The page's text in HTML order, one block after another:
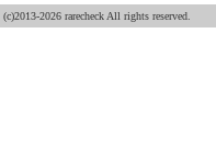
(c)2013-2026 rarecheck All rights reserved.